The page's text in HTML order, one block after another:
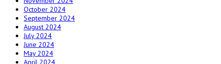
October 2024
September 2024
August 2024
July 2024
June 2024
May 2024
April 2024